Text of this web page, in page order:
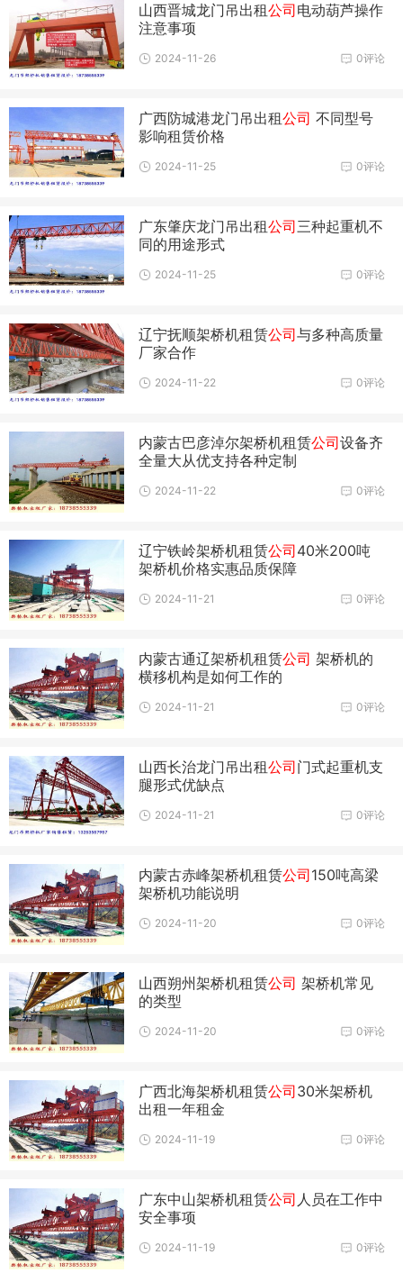
山西晋城龙门吊出租公司电动葫芦操作
注意事项
0评论
2024-11-26
广西防城港龙门吊出租公司 不同型号
影响租赁价格
0评论
2024-11-25
广东肇庆龙门吊出租公司三种起重机不
同的用途形式
0评论
2024-11-25
辽宁抚顺架桥机租赁公司与多种高质量
厂家合作
0评论
2024-11-22
内蒙古巴彦淖尔架桥机租赁公司设备齐
全量大从优支持各种定制
0评论
2024-11-22
辽宁铁岭架桥机租赁公司40米200吨
架桥机价格实惠品质保障
0评论
2024-11-21
内蒙古通辽架桥机租赁公司 架桥机的
横移机构是如何工作的
0评论
2024-11-21
山西长治龙门吊出租公司门式起重机支
腿形式优缺点
0评论
2024-11-21
内蒙古赤峰架桥机租赁公司150吨高梁
架桥机功能说明
0评论
2024-11-20
山西朔州架桥机租赁公司 架桥机常见
的类型
0评论
2024-11-20
广西北海架桥机租赁公司30米架桥机
出租一年租金
0评论
2024-11-19
广东中山架桥机租赁公司 人员在工作中
安全事项
0评论
2024-11-19